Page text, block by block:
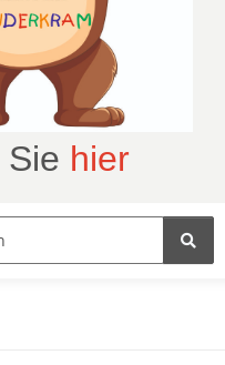
hier